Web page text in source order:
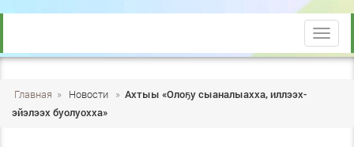
trk
Главная » Новости » Ахтыы «Олоҕу сыаналыахха, иллээх-
эйэлээх буолуохха»